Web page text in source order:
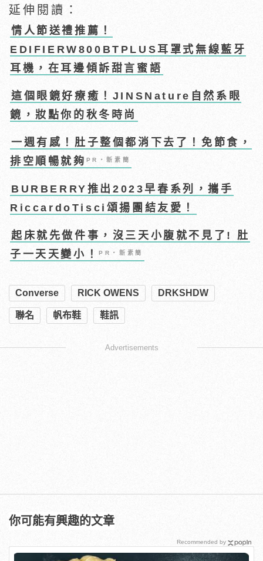
延伸閱讀：
情人節送禮推薦！
EDIFIERW800BTPLUS耳罩式無線藍牙
耳機，在耳邊傾訴甜言蜜語
這個眼鏡好療癒！JINSNature自然系眼
鏡，妝點你的秋冬時尚
一週有感！肚子整個都消下去了！免節食，
排空順暢就夠 PR・新素簡
BURBERRY推出2023早春系列，攜手
RiccardoTisci頌揚團結友愛！
起床就先做件事，沒三天小腹就不見了! 肚
子一天天變小！PR・新素簡
Converse RICK OWENS DRKSHDW
聯名 帆布鞋 鞋訊
Advertisements
你可能有興趣的文章
Recommended by